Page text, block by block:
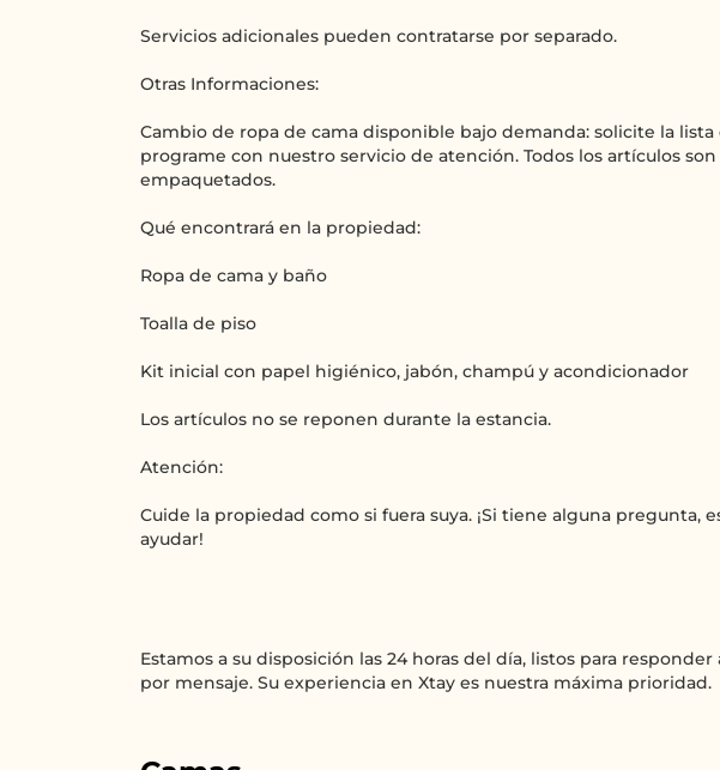
Servicios adicionales pueden contratarse por separado.
Otras Informaciones:
Cambio de ropa de cama disponible bajo demanda: solicite la lista
programe con nuestro servicio de atención. Todos los artículos
empaquetados.
Qué encontrará en la propiedad:
Ropa de cama y baño
Toalla de piso
Kit inicial con papel higiénico, jabón, champú y acondicionador
Los artículos no se reponen durante la estancia.
Atención:
Cuide la propiedad como si fuera suya. ¡Si tiene alguna pregunta,
ayudar!
Estamos a su disposición las 24 horas del día, listos para responder
por mensaje. Su experiencia en Xtay es nuestra máxima prioridad.